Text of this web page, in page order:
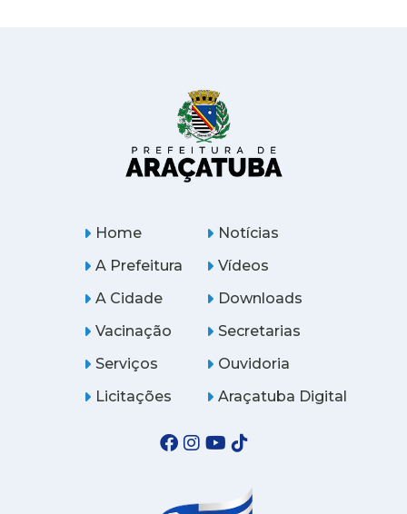
Home
A Prefeitura
A Cidade
Notícias
Vídeos
Downloads
Vacinação
Serviços
Licitações
Secretarias
Ouvidoria
Araçatuba Digital